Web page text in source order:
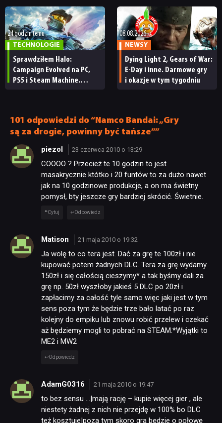
ma subskrybentów
24 godzin temu
TECHNOLOGIE
Sprawdziłem Halo:
Campaign Evolved na PC,
PS5 i Steam Machine.
08.08.2026
NEWSY
Dying Light 2, Gears of War:
E-Day i inne. Darmowe gry
i okazje w tym tygodniu
101 odpowiedzi do “Namco Bandai: „Gry
są za drogie, powinny być tańsze””
piezol 23 czerwca 2010 o 13:29
COOOO ? Przecież te 10 godzin to jest
masakrycznie któtko i 20 funtów to za dużo nawet
jak na 10 godzinowe produkcje, a on ma świetny
pomysł, bty jeszcze gry bardziej skrócić. Świetnie.
Cytuj Odpowiedz
Matison 21 maja 2010 o 19:32
Ja wolę to co tera jest. Dać za grę te 100zł i nie
kupować potem żadnych DLC. Tera za grę wydamy
150zł i się całością cieszymy* a tak byśmy dali za
grę np. 50zł wyszłoby jakieś 5 DLC po 20zł i
zapłacimy za całość tyle samo więc jaki jest w tym
sens poza tym że będzie trze bało latać po raz
kolejny do empiku lub znowu robić przelew i czekać
aż będziemy mogli to pobrać na STEAM.*Wyjątki to
ME2 i MW2
Odpowiedz
AdamG0316 21 maja 2010 o 19:47
to bez sensu …|mają rację – kupie więcej gier , ale
niestety żadnej z nich nie przejdę w 100% bo DLC
też kosztuje|poza tym skoro gra będzie o połowę